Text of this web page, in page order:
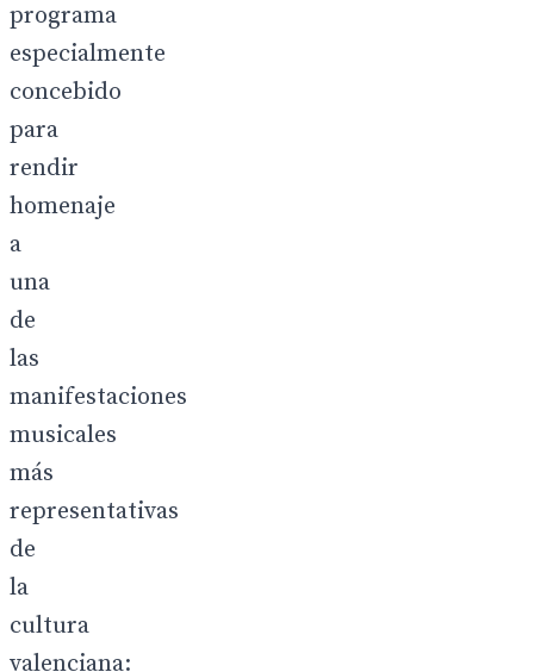
programa
especialmente
concebido
para
rendir
homenaje
a
una
de
las
manifestaciones
musicales
más
representativas
de
la
cultura
valenciana: